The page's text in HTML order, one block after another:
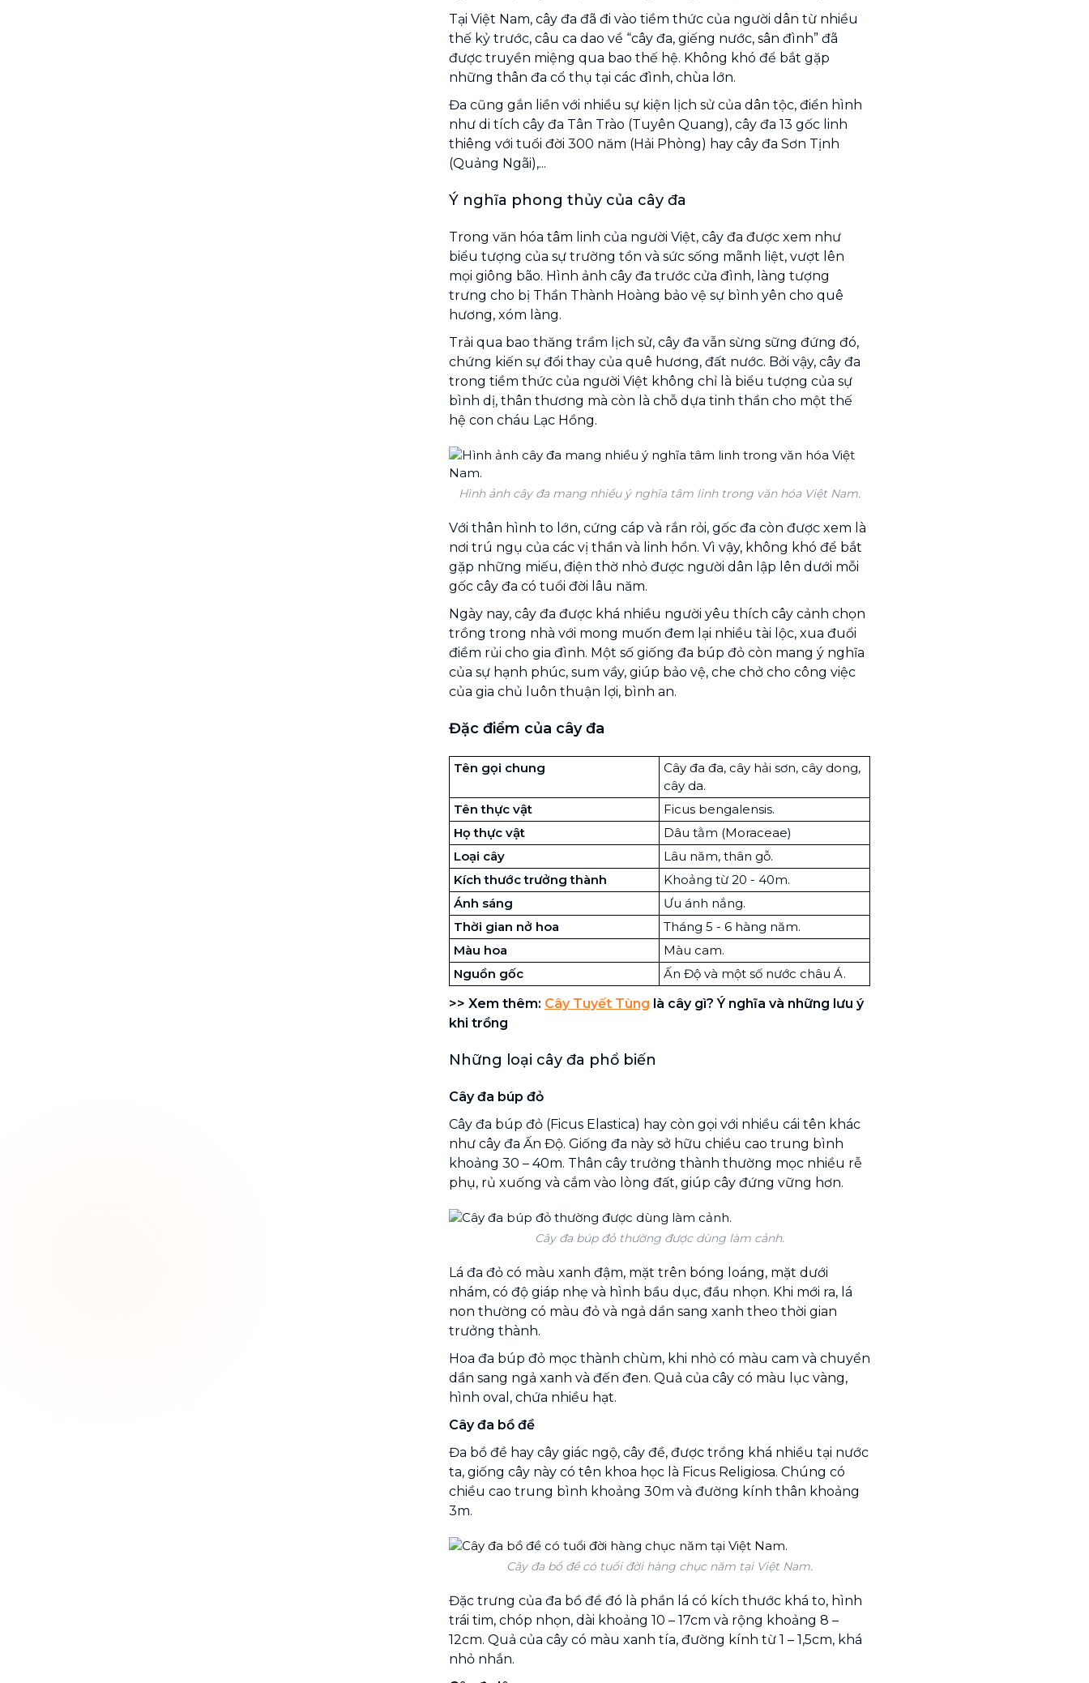
Tại Việt Nam, cây đa đã đi vào tiềm thức của người dân từ nhiều
thế kỷ trước, câu ca dao về “cây đa, giếng nước, sân đình” đã
được truyền miệng qua bao thế hệ. Không khó để bắt gặp
những thân đa cổ thụ tại các đình, chùa lớn.
Đa cũng gắn liền với nhiều sự kiện lịch sử của dân tộc, điển hình
như di tích cây đa Tân Trào (Tuyên Quang), cây đa 13 gốc linh
thiêng với tuổi đời 300 năm (Hải Phòng) hay cây đa Sơn Tịnh
(Quảng Ngãi),...
Ý nghĩa phong thủy của cây đa
Trong văn hóa tâm linh của người Việt, cây đa được xem như
biểu tượng của sự trường tồn và sức sống mãnh liệt, vượt lên
mọi giông bão. Hình ảnh cây đa trước cửa đình, làng tượng
trưng cho bị Thần Thành Hoàng bảo vệ sự bình yên cho quê
hương, xóm làng.
Trải qua bao thăng trầm lịch sử, cây đa vẫn sừng sững đứng đó,
chứng kiến sự đổi thay của quê hương, đất nước. Bởi vậy, cây đa
trong tiềm thức của người Việt không chỉ là biểu tượng của sự
bình dị, thân thương mà còn là chỗ dựa tinh thần cho một thế
hệ con cháu Lạc Hồng.
Hình ảnh cây đa mang nhiều ý nghĩa tâm linh trong văn hóa Việt Nam.
Với thân hình to lớn, cứng cáp và rắn rỏi, gốc đa còn được xem là
nơi trú ngụ của các vị thần và linh hồn. Vì vậy, không khó để bắt
gặp những miếu, điện thờ nhỏ được người dân lập lên dưới mỗi
gốc cây đa có tuổi đời lâu năm.
Ngày nay, cây đa được khá nhiều người yêu thích cây cảnh chọn
trồng trong nhà với mong muốn đem lại nhiều tài lộc, xua đuổi
điềm rủi cho gia đình. Một số giống đa búp đỏ còn mang ý nghĩa
của sự hạnh phúc, sum vầy, giúp bảo vệ, che chở cho công việc
của gia chủ luôn thuận lợi, bình an.
Đặc điểm của cây đa
Tên gọi chung
Cây đa đa, cây hải sơn, cây dong,
cây da.
Tên thực vật
Ficus bengalensis.
Họ thực vật
Dâu tằm (Moraceae)
Loại cây
Lâu năm, thân gỗ.
Kích thước trưởng thành
Khoảng từ 20 - 40m.
Ánh sáng
Ưu ánh nắng.
Thời gian nở hoa
Tháng 5 - 6 hàng năm.
Màu hoa
Màu cam.
Nguồn gốc
Ấn Độ và một số nước châu Á.
>> Xem thêm: Cây Tuyết Tùng là cây gì? Ý nghĩa và những lưu ý
khi trồng
Những loại cây đa phổ biến
Cây đa búp đỏ
Cây đa búp đỏ (Ficus Elastica) hay còn gọi với nhiều cái tên khác
như cây đa Ấn Độ. Giống đa này sở hữu chiều cao trung bình
khoảng 30 – 40m. Thân cây trưởng thành thường mọc nhiều rễ
phụ, rủ xuống và cắm vào lòng đất, giúp cây đứng vững hơn.
Cây đa búp đỏ thường được dùng làm cảnh.
Lá đa đỏ có màu xanh đậm, mặt trên bóng loáng, mặt dưới
nhám, có độ giáp nhẹ và hình bầu dục, đầu nhọn. Khi mới ra, lá
non thường có màu đỏ và ngả dần sang xanh theo thời gian
trưởng thành.
Hoa đa búp đỏ mọc thành chùm, khi nhỏ có màu cam và chuyển
dần sang ngả xanh và đến đen. Quả của cây có màu lục vàng,
hình oval, chứa nhiều hạt.
Cây đa bồ đề
Đa bồ đề hay cây giác ngộ, cây đề, được trồng khá nhiều tại nước
ta, giống cây này có tên khoa học là Ficus Religiosa. Chúng có
chiều cao trung bình khoảng 30m và đường kính thân khoảng
3m.
Cây đa bồ đề có tuổi đời hàng chục năm tại Việt Nam.
Đặc trưng của đa bồ đề đó là phần lá có kích thước khá to, hình
trái tim, chóp nhọn, dài khoảng 10 – 17cm và rộng khoảng 8 –
12cm. Quả của cây có màu xanh tía, đường kính từ 1 – 1,5cm, khá
nhỏ nhắn.